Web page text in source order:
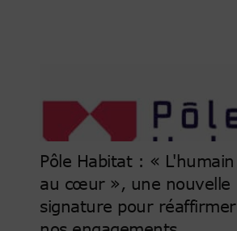
Pôle Habitat : « L'humain
au cœur », une nouvelle
signature pour réaffirmer